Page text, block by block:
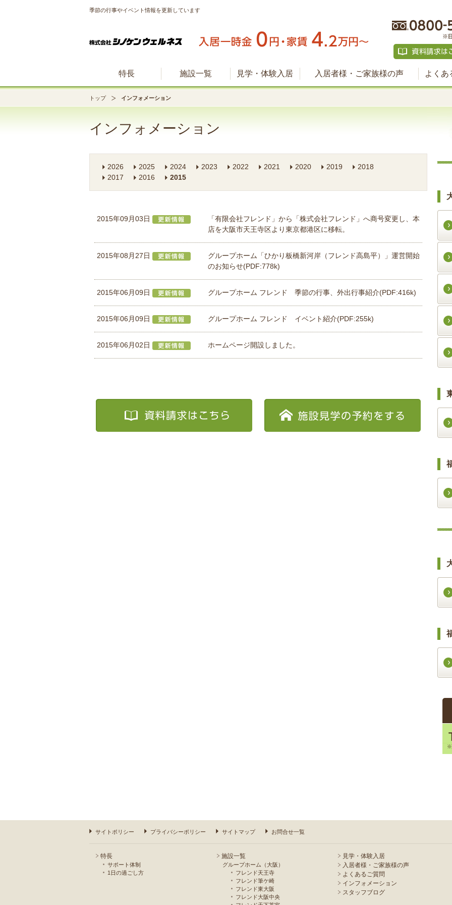
季節の行事やイベント情報を更新しています
特長 施設一覧 見学・体験入居 入居者様・ご家族様の声 よくあ
トップ インフォメーション
インフォメーション
2026 2025 2024 2023 2022 2021 2020 2019
2018
2017
2016 2015
2015年09月03日
「有限会社フレンド」から「株式会社フレンド」へ商号変更し、本
店を大阪市天王寺区より東京都港区に移転。
2015年08月27日
グループホーム「ひかり板橋新河岸（フレンド高島平）」運営開始
のお知らせ(PDF:778k)
2015年06月09日 グループホーム フレンド 季節の行事、外出行事紹介(PDF:416k)
2015年06月09日 グループホーム フレンド イベント紹介(PDF:255k)
2015年06月02日 ホームページ開設しました。
サイトポリシー プライバシーポリシー サイトマップ お問合せ一覧
特長
サポート体制
1日の過ごし方
施設一覧
グループホーム（大阪）
フレンド天王寺
フレンド筆ケ崎
フレンド東大阪
フレンド大阪中央
見学・体験入居
入居者様・ご家族様の声
よくあるご質問
インフォメーション
スタッフブログ